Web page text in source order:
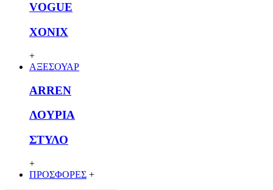
VOGUE
XONIX
+
ΑΞΕΣΟΥΑΡ
ARREN
ΛΟΥΡΙΑ
ΣΤΥΛΟ
+
ΠΡΟΣΦΟΡΕΣ +